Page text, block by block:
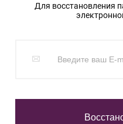
Для восстановления